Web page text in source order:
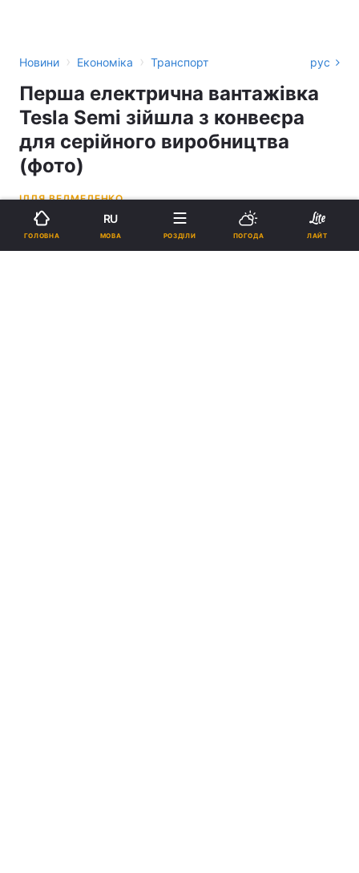
Новини › Економіка › Транспорт рус
Перша електрична вантажівка
Tesla Semi зійшла з конвеєра
для серійного виробництва
(фото)
ІЛЛЯ ВЕДМЕДЕНКО
12:09, 30.04.26
ГОЛОВНА
RU
МОВА РОЗДІЛИ ПОГОДА ЛАЙТ